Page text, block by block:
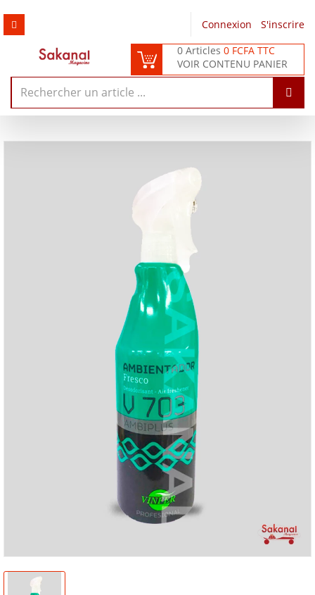
Connexion
S'inscrire
0 Articles0 FCFA TTC
VOIR CONTENU PANIER